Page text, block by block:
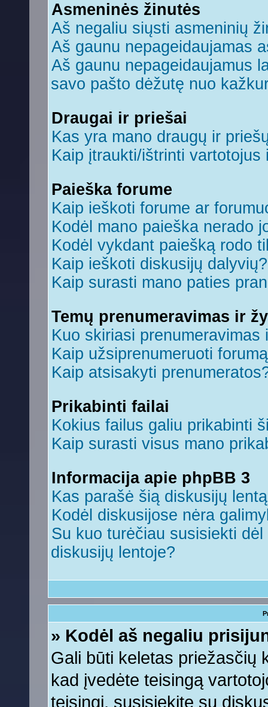
Asmeninės žinutės
Aš negaliu siųsti asmeninių
Aš gaunu nepageidaujamas
Aš gaunu nepageidaujamus
savo pašto dėžutę nuo
Draugai ir priešai
Kas yra mano draugų ir
Kaip įtraukti/ištrinti
Paieška forume
Kaip ieškoti forume ar
Kodėl mano paieška nerado
Kodėl vykdant paiešką rodo
Kaip ieškoti diskusijų dalyvių?
Kaip surasti mano paties
Temų prenumeravimas ir
Kuo skiriasi prenumeravimas
Kaip užsiprenumeruoti
Kaip atsisakyti
Prikabinti failai
Kokius failus galiu prikabinti
Kaip surasti visus mano
Informacija apie phpBB 3
Kas parašė šią diskusijų
Kodėl diskusijose nėra
Su kuo turėčiau susisiekti
diskusijų lentoje?
» Kodėl aš negaliu
Gali būti keletas priežasčių
kad įvedėte teisingą
teisingi, susisiekite su